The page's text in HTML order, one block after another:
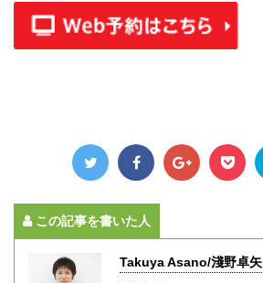
この記事を書いた人
Takuya Asano/淺野卓矢